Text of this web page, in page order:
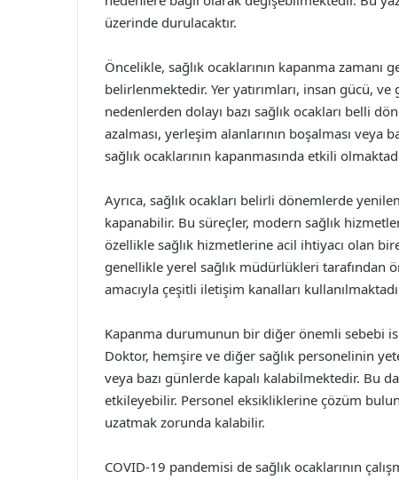
üzerinde durulacaktır.
Öncelikle, sağlık ocaklarının kapanma
belirlenmektedir. Yer yatırımları, insan gücü,
nedenlerden dolayı bazı sağlık ocakları belli
azalması, yerleşim alanlarının boşalması veya
sağlık ocaklarının kapanmasında etkili
Ayrıca, sağlık ocakları belirli dönemlerde
kapanabilir. Bu süreçler, modern sağlık
özellikle sağlık hizmetlerine acil ihtiyacı olan
genellikle yerel sağlık müdürlükleri tarafından
amacıyla çeşitli iletişim kanalları
Kapanma durumunun bir diğer önemli sebebi
Doktor, hemşire ve diğer sağlık personelinin
veya bazı günlerde kapalı kalabilmektedir. Bu
etkileyebilir. Personel eksikliklerine çözüm
uzatmak zorunda kalabilir.
COVID-19 pandemisi de sağlık ocaklarının